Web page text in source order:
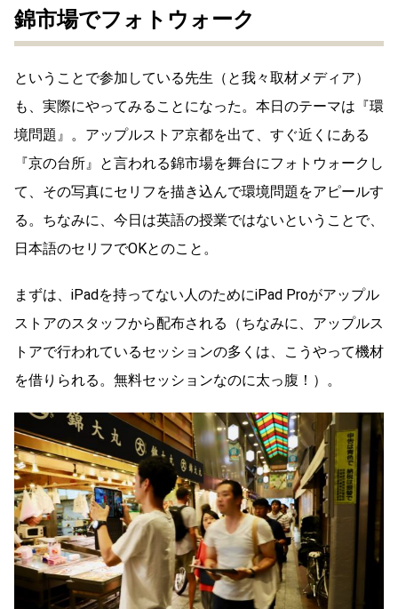
錦市場でフォトウォーク
ということで参加している先生（と我々取材メディア）
も、実際にやってみることになった。本日のテーマは『環
境問題』。アップルストア京都を出て、すぐ近くにある
『京の台所』と言われる錦市場を舞台にフォトウォークし
て、その写真にセリフを描き込んで環境問題をアピールす
る。ちなみに、今日は英語の授業ではないということで、
日本語のセリフでOKとのこと。
まずは、iPadを持ってない人のためにiPad Proがアップル
ストアのスタッフから配布される（ちなみに、アップルス
トアで行われているセッションの多くは、こうやって機材
を借りられる。無料セッションなのに太っ腹！）。